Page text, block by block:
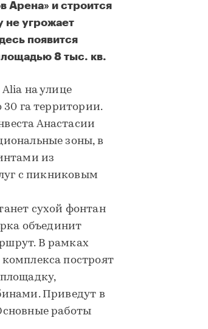
Арена» и строится
не угрожает
появится
8 тыс. кв.
на улице
30 га территории.
Анастасии
зоны, в
из
с пикниковым
сухой фонтан
объединит
В рамках
построят
Приведут в
работы